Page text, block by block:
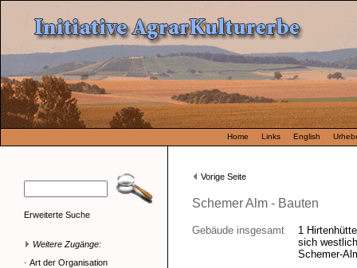
Home Links English
Erweiterte Suche
Weitere Zugänge:
· Art der Organisation
Vorige Seite
Schemer Alm - Bauten
Gebäude insgesamt
1
sich
Schemer-